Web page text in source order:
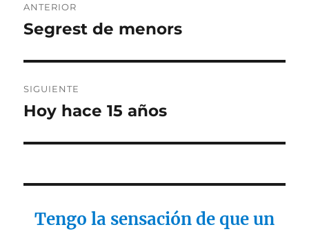
de
ANTERIOR
Entrada
Segrest de menors
SIGUIENTE
Entrada
Hoy hace 15 años
Tengo la sensación de que un